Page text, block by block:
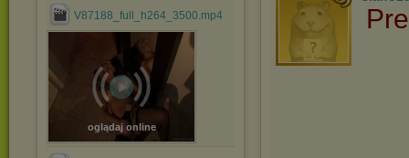
V87188_full_h264_3500.mp4
oglądaj online